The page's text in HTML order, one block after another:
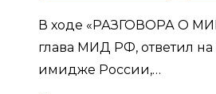
В ходе «РАЗГОВОРА О
глава МИД РФ, ответил
имидже России,…